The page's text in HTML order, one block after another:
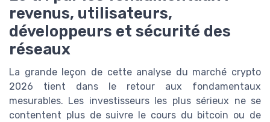
revenus, utilisateurs,
développeurs et sécurité des
réseaux
La grande leçon de cette analyse du marché crypto
2026 tient dans le retour aux fondamentaux
mesurables. Les investisseurs les plus sérieux ne se
contentent plus de suivre le cours du bitcoin ou de